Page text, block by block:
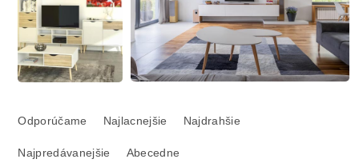
a
e
Odporúčame Najlacnejšie Najdrahšie
Najpredávanejšie Abecedne